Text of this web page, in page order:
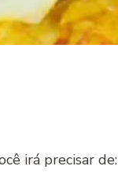
irá precisar de: